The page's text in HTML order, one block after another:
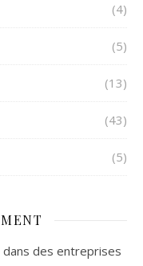
(4)
(5)
(13)
(43)
(5)
dans des entreprises